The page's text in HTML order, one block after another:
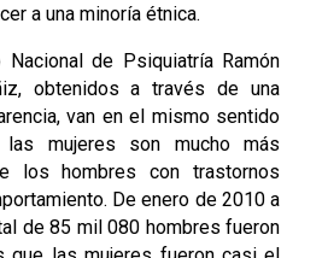
a una minoría étnica.
de Psiquiatría Ramón
obtenidos a través de una
van en el mismo sentido
mujeres son mucho más
los hombres con trastornos
De enero de 2010 a
de 85 mil 080 hombres fueron